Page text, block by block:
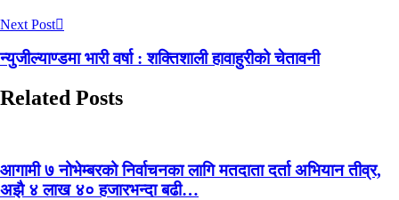
Next Post
न्युजील्याण्डमा भारी वर्षा : शक्तिशाली हावाहुरीको चेतावनी
Related Posts
आगामी ७ नोभेम्बरको निर्वाचनका लागि मतदाता दर्ता अभियान तीव्र,
अझै ४ लाख ४० हजारभन्दा बढी…